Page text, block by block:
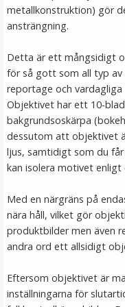
metallkonstruktion) gör
ansträngning.
Detta är ett mångsidigt
för så gott som all typ
reportage och
Objektivet har ett 10-
bakgrundsoskärpa
dessutom att objektivet
ljus, samtidigt som du
kan isolera motivet enligt
Med en närgräns på
nära håll, vilket gör
produktbilder men även
andra ord ett allsidigt
Eftersom objektivet är
inställningarna för